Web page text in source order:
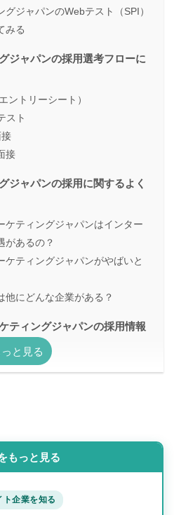
ジャパンのWebテスト（SPI）
みる
ジャパンの採用選考フローに
ントリーシート）
スト
接
ジャパンの採用に関するよく
ティングジャパンはインター
があるの？
ティングジャパンがやばいと
にどんな企業がある？
ティングジャパンの採用情報
よう
もっと見る
ト企業を知る